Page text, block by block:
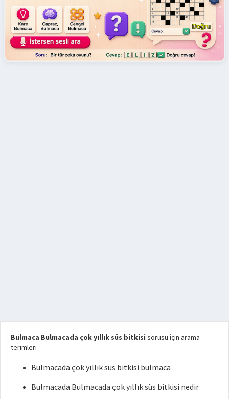
Bulmaca Bulmacada çok yıllık süs bitkisi sorusu için arama
terimleri
Bulmacada çok yıllık süs bitkisi bulmaca
Bulmacada Bulmacada çok yıllık süs bitkisi nedir